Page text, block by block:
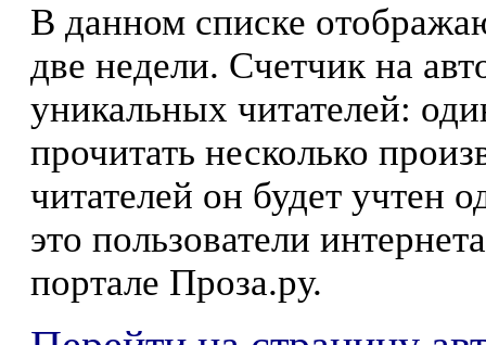
В данном списке
две недели. Счетчик на
уникальных читателей:
прочитать несколько
читателей он будет учтен
это пользователи
портале Проза.ру.